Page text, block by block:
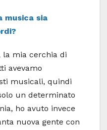
musica sia
mia cerchia di
avevamo
musicali, quindi
un determinato
ho avuto invece
nuova gente con